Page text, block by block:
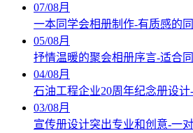
07/08月
一本同学会相册制作-有质感的
05/08月
抒情温暖的聚会相册序言-适合
04/08月
石油工程企业20周年纪念册设
03/08月
宣传册设计突出专业和创意-一